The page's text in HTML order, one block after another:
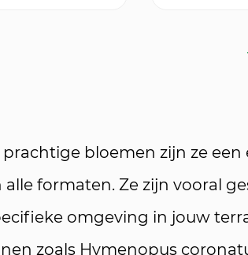
bloemen zijn ze een
formaten. Ze zijn vooral
omgeving in jouw
zoals Hymenopus